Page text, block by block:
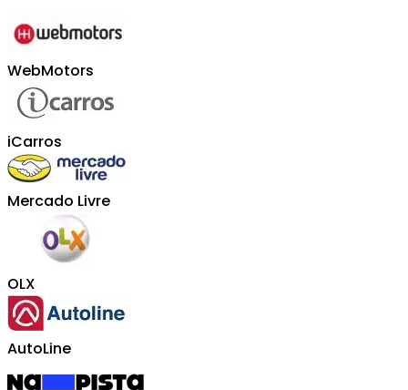
WebMotors
iCarros
Mercado Livre
OLX
AutoLine